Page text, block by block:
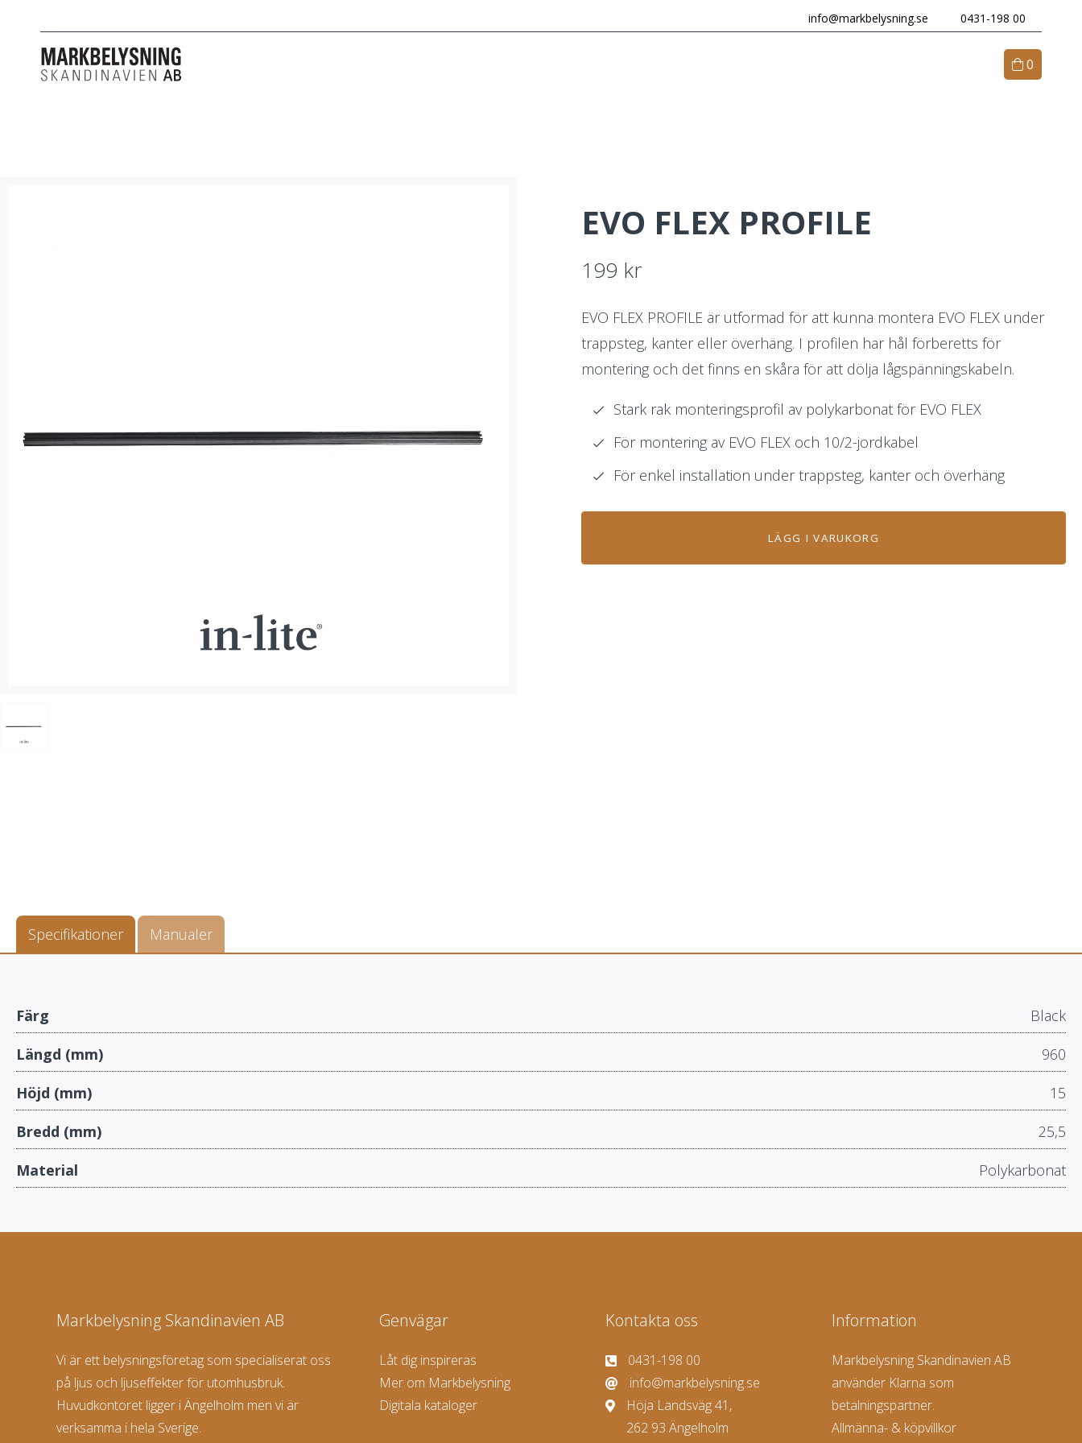
info@markbelysning.se 0431-198 00
0
EVO FLEX PROFILE
199 kr
EVO FLEX PROFILE är utformad för att kunna montera EVO FLEX under
trappsteg, kanter eller överhäng. I profilen har hål förberetts för
montering och det finns en skåra för att dölja lågspänningskabeln.
Stark rak monteringsprofil av polykarbonat för EVO FLEX
För montering av EVO FLEX och 10/2-jordkabel
För enkel installation under trappsteg, kanter och överhäng
LÄGG I VARUKORG
Specifikationer Manualer
Färg
Black
Längd (mm)
960
Höjd (mm)
15
Bredd (mm)
25,5
Material
Polykarbonat
Markbelysning Skandinavien AB
Vi är ett belysningsföretag som specialiserat oss
på ljus och ljuseffekter för utomhusbruk.
Huvudkontoret ligger i Ängelholm men vi är
verksamma i hela Sverige.
Genvägar
Låt dig inspireras
Mer om Markbelysning
Digitala kataloger
Kontakta oss
0431-198 00
info@markbelysning.se
Höja Landsväg 41,
262 93 Ängelholm
Information
Markbelysning Skandinavien AB
använder Klarna som
betalningspartner.
Allmänna- & köpvillkor